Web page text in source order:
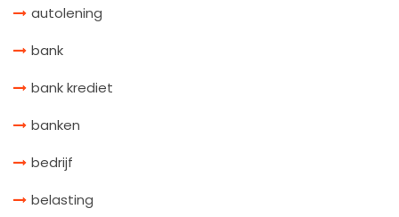
autolening
bank
bank krediet
banken
bedrijf
belasting